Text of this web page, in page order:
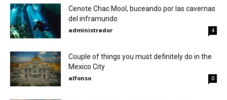
Cenote Chac Mool, buceando por las cavernas
del inframundo
administrador 4
Couple of things you must definitely do in the
Mexico City
alfonso 0